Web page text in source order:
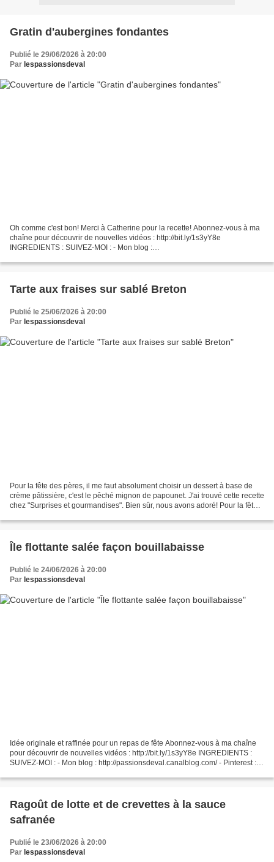
Gratin d'aubergines fondantes
Publié le 29/06/2026 à 20:00
Par lespassionsdeval
Oh comme c'est bon! Merci à Catherine pour la recette! Abonnez-vous à ma
chaîne pour découvrir de nouvelles vidéos : http://bit.ly/1s3yY8e
INGREDIENTS : SUIVEZ-MOI : - Mon blog :
http://www.pinterest.com/val153/...
Tarte aux fraises sur sablé Breton
Publié le 25/06/2026 à 20:00
Par lespassionsdeval
Pour la fête des pères, il me faut absolument choisir un dessert à base de
crème pâtissière, c'est le pêché mignon de papounet. J'ai trouvé cette recette
chez "Surprises et gourmandises". Bien sûr, nous avons adoré! Pour la fête
Île flottante salée façon bouillabaisse
Publié le 24/06/2026 à 20:00
Par lespassionsdeval
Idée originale et raffinée pour un repas de fête Abonnez-vous à ma chaîne
pour découvrir de nouvelles vidéos : http://bit.ly/1s3yY8e INGREDIENTS :
SUIVEZ-MOI : - Mon blog : http://passionsdeval.canalblog.com/ - Pinterest :
Ragoût de lotte et de crevettes à la sauce
safranée
Publié le 23/06/2026 à 20:00
Par lespassionsdeval